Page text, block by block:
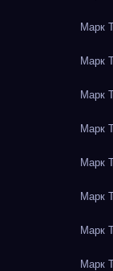
Марк
Марк
Марк
Марк
Марк
Марк
Марк
Марк